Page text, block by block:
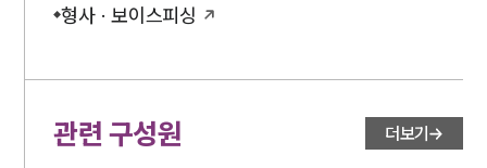
형사 · 보이스피싱
관련 구성원 더보기